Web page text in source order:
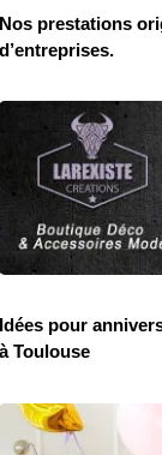
prestations
pour
Toulouse